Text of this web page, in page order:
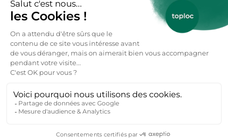
Trofitez de votre dernière journée pour
explorer la richesse culturelle et
gastronomique de la Basse-Navarre.
Partez à la découverte des villages voisins
comme Saint-Étienne-de-Baïgorry, niché
pour son architecture et son terroir.
Profitez-en pour déguster les produits
le jambon de Bayonne ou encore les vins